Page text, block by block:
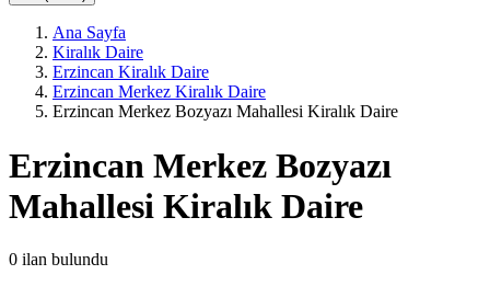
Ana Sayfa
Kiralık Daire
Erzincan Kiralık Daire
Erzincan Merkez Kiralık Daire
Erzincan Merkez Bozyazı Mahallesi Kiralık Daire
Erzincan Merkez Bozyazı
Mahallesi Kiralık Daire
0 ilan bulundu